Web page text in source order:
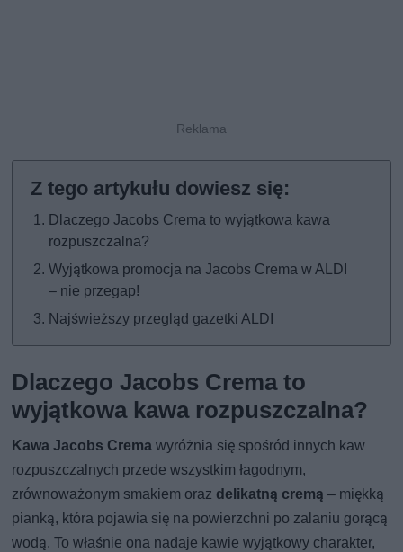
Dlaczego Jacobs Crema to wyjątkowa kawa
rozpuszczalna?
Wyjątkowa promocja na Jacobs Crema w ALDI
– nie przegap!
Najświeższy przegląd gazetki ALDI
Dlaczego Jacobs Crema to
wyjątkowa kawa rozpuszczalna?
Kawa Jacobs Crema wyróżnia się spośród innych kaw
rozpuszczalnych przede wszystkim łagodnym,
zrównoważonym smakiem oraz delikatną cremą – miękką
pianką, która pojawia się na powierzchni po zalaniu gorącą
wodą. To właśnie ona nadaje kawie wyjątkowy charakter,